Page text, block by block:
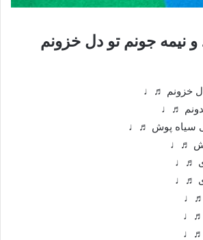
نیمه جونم تو دل خزونم
دل خزونم ♬♩
♬♩
سیاه پوش ♬♩
♬♩
♬♩
♬♩
♬♩
♬♩
♬♩